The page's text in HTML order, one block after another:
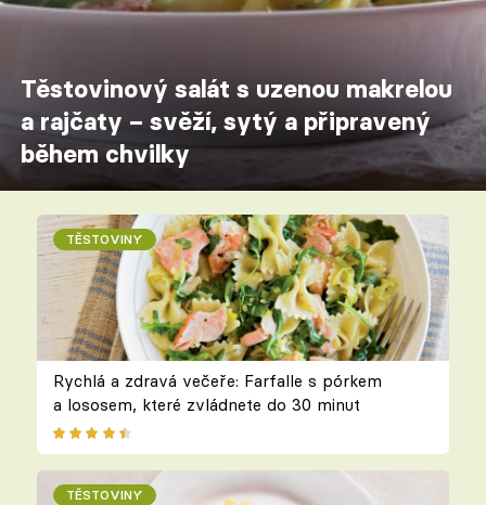
Těstovinový salát s uzenou makrelou
a rajčaty – svěží, sytý a připravený
během chvilky
TĚSTOVINY
Rychlá a zdravá večeře: Farfalle s pórkem
a lososem, které zvládnete do 30 minut
TĚSTOVINY